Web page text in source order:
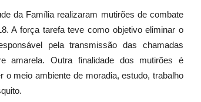
da Família realizaram mutirões de combate
A força tarefa teve como objetivo eliminar o
pela transmissão das chamadas
amarela. Outra finalidade dos mutirões é
meio ambiente de moradia, estudo, trabalho